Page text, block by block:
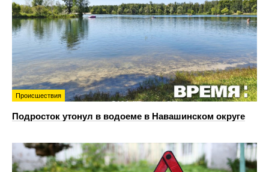
Происшествия
Подросток утонул в водоеме в Навашинском округе